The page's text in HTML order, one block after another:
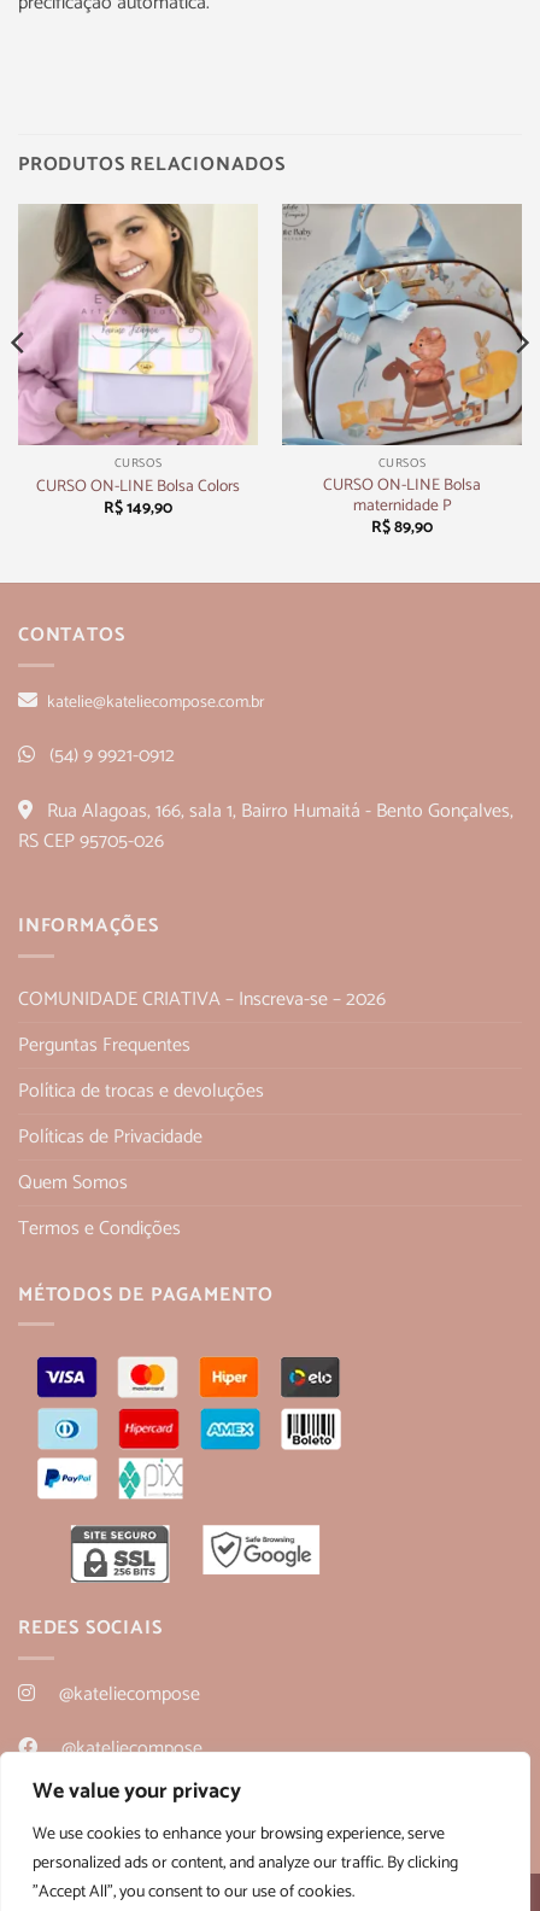
We value your privacy
We use cookies to enhance your browsing experience, serve
personalized ads or content, and analyze our traffic. By clicking
"Accept All", you consent to our use of cookies.
PRODUTOS RELACIONADOS
CURSOS
CURSO ON-LINE Bolsa Colors
R$149,90
CURSOS
CURSO ON-LINE Bolsa
maternidade P
R$89,90
CONTATOS
katelie@kateliecompose.com.br
(54) 9 9921-0912
Rua Alagoas, 166, sala 1, Bairro Humaitá - Bento Gonçalves,
RS CEP 95705-026
INFORMAÇÕES
COMUNIDADE CRIATIVA – Inscreva-se – 2026
Perguntas Frequentes
Política de trocas e devoluções
Políticas de Privacidade
Quem Somos
Termos e Condições
MÉTODOS DE PAGAMENTO
REDES SOCIAIS
@kateliecompose
@kateliecompose
@kateliecompose